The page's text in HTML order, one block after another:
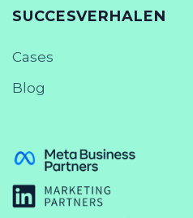
SUCCESVERHALEN
Cases
Blog